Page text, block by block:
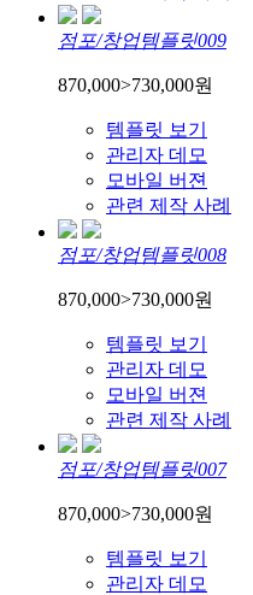
점포/창업템플릿009
870,000>730,000원
템플릿 보기
관리자 데모
모바일 버젼
관련 제작 사례
점포/창업템플릿008
870,000>730,000원
템플릿 보기
관리자 데모
모바일 버젼
관련 제작 사례
점포/창업템플릿007
870,000>730,000원
템플릿 보기
관리자 데모